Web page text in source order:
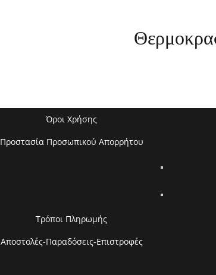
Όροι Χρήσης
Προστασία Προσωπικού Απορρήτου
Τρόποι Πληρωμής
Αποστολές-Παραδόσεις-Επιστροφές